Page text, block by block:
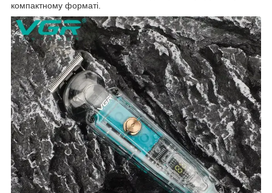
компактному форматі.